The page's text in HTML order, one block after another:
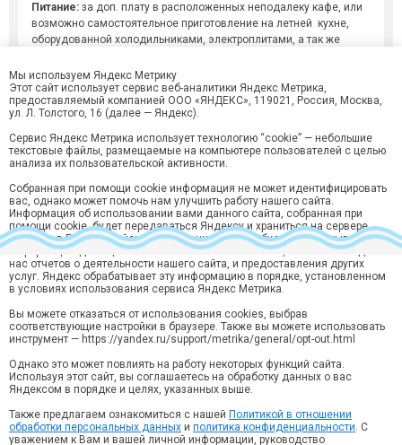
Мы используем Яндекс Метрику
Этот сайт использует сервис веб-аналитики Яндекс Метрика,
предоставляемый компанией ООО «ЯНДЕКС», 119021, Россия, Москва,
ул. Л. Толстого, 16 (далее — Яндекс).
Сервис Яндекс Метрика использует технологию “cookie” — небольшие
текстовые файлы, размещаемые на компьютере пользователей с целью
анализа их пользовательской активности.
Собранная при помощи cookie информация не может идентифицировать
вас, однако может помочь нам улучшить работу нашего сайта.
Информация об использовании вами данного сайта, собранная при
помощи cookie, будет передаваться Яндексу и храниться на сервере
Яндекса в ЕС и Российской Федерации. Яндекс будет обрабатывать эту
информацию для оценки использования вами сайта, составления для
нас отчетов о деятельности нашего сайта, и предоставления других
услуг. Яндекс обрабатывает эту информацию в порядке, установленном
в условиях использования сервиса Яндекс Метрика.
Вы можете отказаться от использования cookies, выбрав
соответствующие настройки в браузере. Также вы можете использовать
инструмент — https://yandex.ru/support/metrika/general/opt-out.html
Однако это может повлиять на работу некоторых функций сайта.
Используя этот сайт, вы соглашаетесь на обработку данных о вас
Яндексом в порядке и целях, указанных выше.
Также предлагаем ознакомиться с нашей Политикой в отношении
обработки персональных данных и политика конфиденциальности. С
уважением к Вам и вашей личной информации, руководство
Питание: за доп. плату в расположенных неподалеку кафе, или
возможно самостоятельное приготовление на летней кухне,
оборудованной холодильниками, электроплитами, а так же
пищи. Также на территории расположены мангалы.
К услугам отдыхающих: кухня для самостоятельного
приготовления, мангалы, беседки, автостоянка (за доп. плату)
Пляж: галечный городской пляж, расположен в450 метров от
базы.
Хотите быть в курсе лучших предложений?
Подпишитесь на рассылку горящий туров и спецпредложений
Нажимая кнопку “Подписаться“ вы соглашаетесь на обработку
персональных данныхв соответствии сПолитикой конфиденциальности
Ярославль, ул. Кирова, 10, 3 этаж, офис 314
Звонок по России бесплатный:
8 (800) 550-70-15
info@yartravel.ru